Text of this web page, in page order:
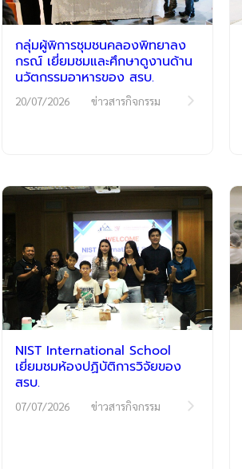
กลุ่มผู้พิการชุมชนคลองพิทยาลง
กรณ์ เยี่ยมชมและศึกษาดูงานด้าน
นวัตกรรมอาหารของ สรบ.
20/07/2026 ข่าวสารกิจกรรม
NIST International School
เยี่ยมชมห้องปฏิบัติการวิจัยของ
สรบ.
07/07/2026 ข่าวสารกิจกรรม